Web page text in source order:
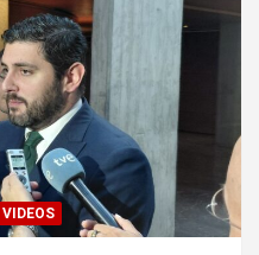
VIDEOS